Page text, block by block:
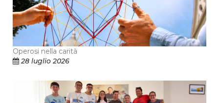
Operosi nella carità
28 luglio 2026